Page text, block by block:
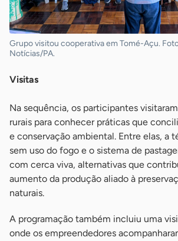
Grupo visitou cooperativa em Tomé-Açu.
Notícias/PA.
Visitas
Na sequência, os participantes
rurais para conhecer práticas que
e conservação ambiental. Entre elas, a
sem uso do fogo e o sistema de
com cerca viva, alternativas que
aumento da produção aliado à
naturais.
A programação também incluiu uma
onde os empreendedores